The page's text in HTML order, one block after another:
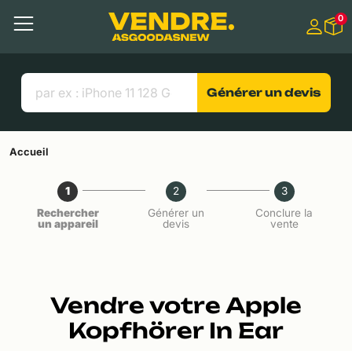
Contenu principal
Menu
Liens utiles
0
Générer un devis
Accueil
1
Rechercher
un appareil
2
Générer un
devis
3
Conclure la
vente
Vendre votre Apple
Kopfhörer In Ear